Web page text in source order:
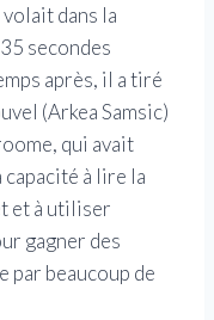
volait dans la
secondes
après, il a tiré
(Arkea Samsic)
qui avait
capacité à lire la
et à utiliser
gagner des
par beaucoup de